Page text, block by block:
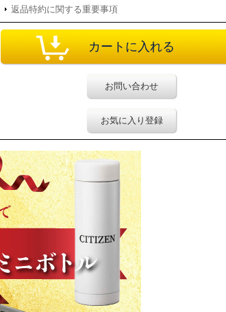
返品特約に関する重要事項
お問い合わせ
お気に入り登録